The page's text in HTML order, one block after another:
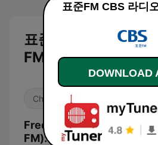
표준FM CBS 라디
FM)
Christian
Frequencies 표준FM CBS
FM):
DOWNLOAD